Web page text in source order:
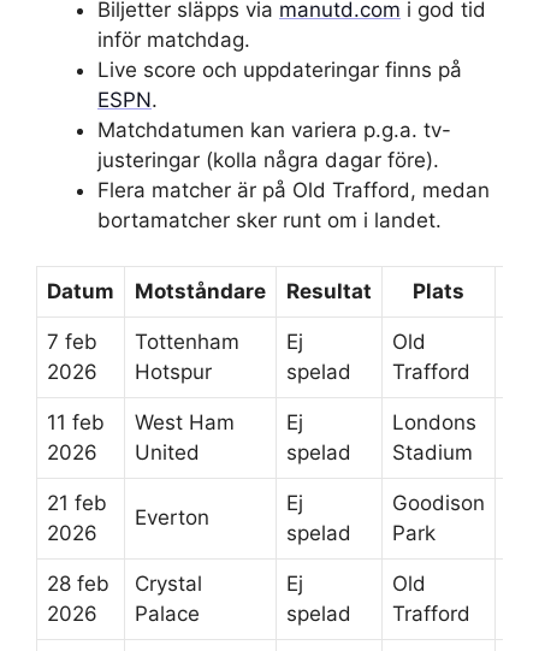
Biljetter släpps via manutd.com i god tid
inför matchdag.
Live score och uppdateringar finns på
ESPN.
Matchdatumen kan variera p.g.a. tv-
justeringar (kolla några dagar före).
Flera matcher är på Old Trafford, medan
bortamatcher sker runt om i landet.
Datum Motståndare Resultat Plats
7 feb
2026
Tottenham
Hotspur
Ej
spelad
Old
Trafford
11 feb
2026
West Ham
United
Ej
spelad
Londons
Stadium
21 feb
2026
Everton
Ej
spelad
Goodison
Park
28 feb
2026
Crystal
Palace
Ej
spelad
Old
Trafford